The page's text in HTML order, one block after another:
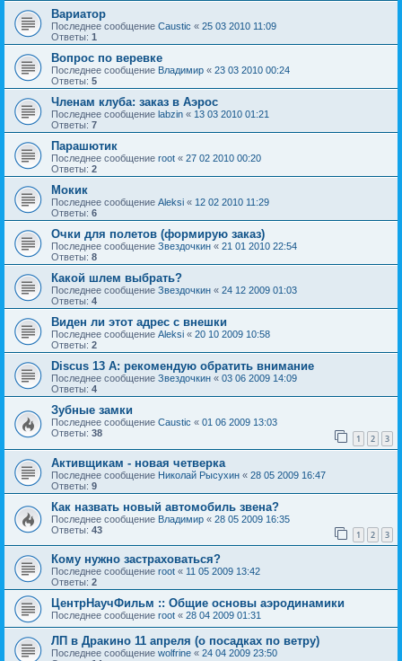
Вариатор
Последнее сообщение Caustic « 25 03 2010 11:09
Ответы: 1
Вопрос по веревке
Последнее сообщение Владимир « 23 03 2010 00:24
Ответы: 5
Членам клуба: заказ в Аэрос
Последнее сообщение labzin « 13 03 2010 01:21
Ответы: 7
Парашютик
Последнее сообщение root « 27 02 2010 00:20
Ответы: 2
Мокик
Последнее сообщение Aleksi « 12 02 2010 11:29
Ответы: 6
Очки для полетов (формирую заказ)
Последнее сообщение Звездочкин « 21 01 2010 22:54
Ответы: 8
Какой шлем выбрать?
Последнее сообщение Звездочкин « 24 12 2009 01:03
Ответы: 4
Виден ли этот адрес с внешки
Последнее сообщение Aleksi « 20 10 2009 10:58
Ответы: 2
Discus 13 А: рекомендую обратить внимание
Последнее сообщение Звездочкин « 03 06 2009 14:09
Ответы: 4
Зубные замки
Последнее сообщение Caustic « 01 06 2009 13:03
Ответы: 38 1 2 3
Активщикам - новая четверка
Последнее сообщение Николай Рысухин « 28 05 2009 16:47
Ответы: 9
Как назвать новый автомобиль звена?
Последнее сообщение Владимир « 28 05 2009 16:35
Ответы: 43 1 2 3
Кому нужно застраховаться?
Последнее сообщение root « 11 05 2009 13:42
Ответы: 2
ЦентрНаучФильм :: Общие основы аэродинамики
Последнее сообщение root « 28 04 2009 01:31
ЛП в Дракино 11 апреля (о посадках по ветру)
Последнее сообщение wolfrine « 24 04 2009 23:50